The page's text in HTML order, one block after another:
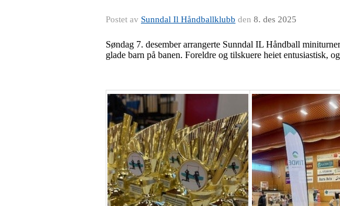
Postet av Sunndal Il Håndballklubb den 8. des 2025
Søndag 7. desember arrangerte Sunndal IL Håndball
glade barn på banen. Foreldre og tilskuere heiet entusiastisk,